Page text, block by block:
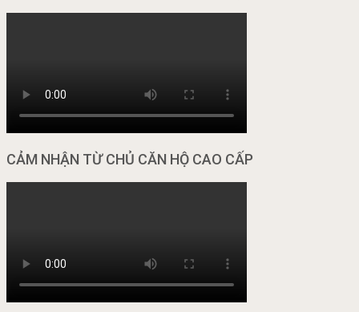
CẢM NHẬN TỪ CHỦ CĂN HỘ CAO CẤP